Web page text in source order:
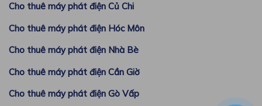
Cho thuê máy phát điện Củ Chi
Cho thuê máy phát điện Hóc Môn
Cho thuê máy phát điện Nhà Bè
Cho thuê máy phát điện Cần Giờ
Cho thuê máy phát điện Gò Vấp